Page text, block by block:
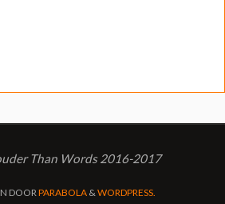
Than Words 2016-2017
DOORPARABOLA&WORDPRESS.